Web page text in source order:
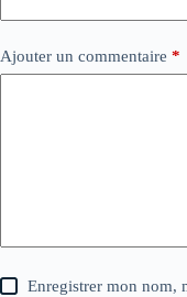
Ajouter un commentaire *
Enregistrer mon nom,